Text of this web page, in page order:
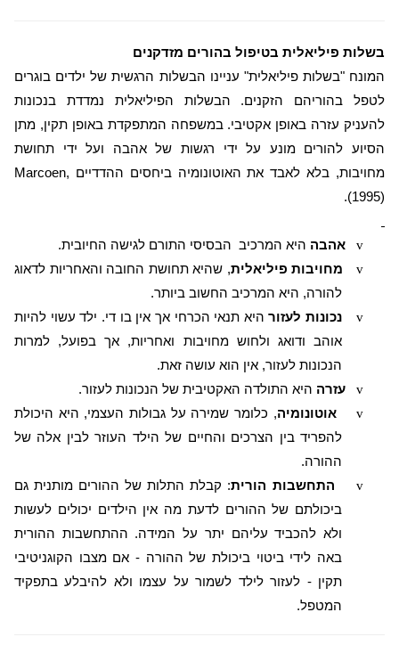
בשלות פיליאלית בטיפול בהורים מזדקנים
המונח "בשלות פיליאלית" עניינו הבשלות הרגשית של ילדים בוגרים
לטפל בהוריהם הזקנים. הבשלות הפיליאלית נמדדת בנכונות
להעניק עזרה באופן אקטיבי. במשפחה המתפקדת באופן תקין, מתן
הסיוע להורים מונע על ידי רגשות של אהבה ועל ידי תחושת
מחויבות, בלא לאבד את האוטונומיה ביחסים ההדדיים Marcoen,
1995)
).
v אהבה היא המרכיב הבסיסי התורם לגישה החיובית.
v
מחויבות פיליאלית, שהיא תחושת החובה והאחריות לדאוג
להורה, היא המרכיב החשוב ביותר.
v
נכונות לעזורהיא תנאי הכרחי אך אין בו די. ילד עשוי להיות
אוהב ודואג ולחוש מחויבות ואחריות, אך בפועל, למרות
הנכונות לעזור, אין הוא עושה זאת.
v
עזרה היא התולדה האקטיבית של הנכונות לעזור.
v
אוטונומיה, כלומר שמירה על גבולות העצמי, היא היכולת
להפריד בין הצרכים והחיים של הילד העוזר לבין אלה של
ההורה.
v
התחשבות הורית: קבלת התלות של ההורים מותנית גם
ביכולתם של ההורים לדעת מה אין הילדים יכולים לעשות
ולא להכביד עליהם יתר על המידה. ההתחשבות ההורית
באה לידי ביטוי ביכולת של ההורה - אם מצבו הקוגניטיבי
תקין - לעזור לילד לשמור על עצמו ולא להיבלע בתפקיד
המטפל.